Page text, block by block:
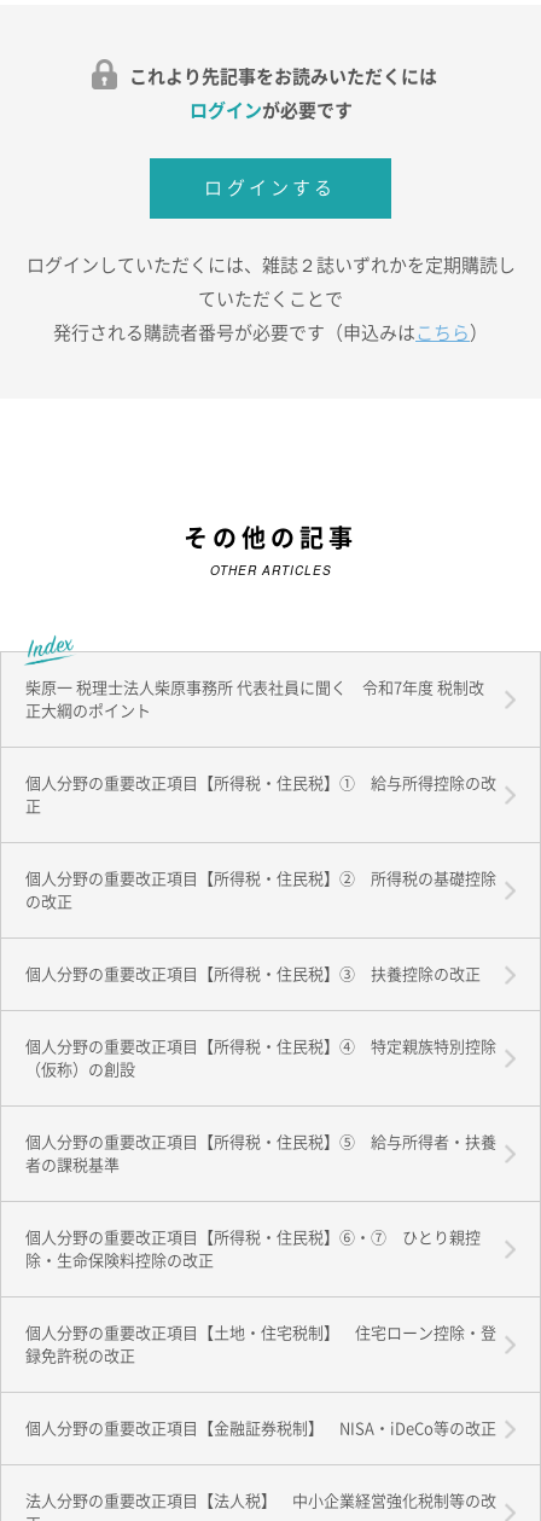
これより先記事をお読みいただくには
ログインが必要です
ログインする
ログインしていただくには、雑誌２誌いずれかを定期購読し
ていただくことで
発行される購読者番号が必要です（申込みは こちら ）
その他の記事
OTHER ARTICLES
柴原一 税理士法人柴原事務所 代表社員に聞く 令和7年度 税制改
正大綱のポイント
個人分野の重要改正項目【所得税・住民税】① 給与所得控除の改
正
個人分野の重要改正項目【所得税・住民税】② 所得税の基礎控除
の改正
個人分野の重要改正項目【所得税・住民税】③ 扶養控除の改正
個人分野の重要改正項目【所得税・住民税】④ 特定親族特別控除
（仮称）の創設
個人分野の重要改正項目【所得税・住民税】⑤ 給与所得者・扶養
者の課税基準
個人分野の重要改正項目【所得税・住民税】⑥・⑦ ひとり親控
除・生命保険料控除の改正
個人分野の重要改正項目【土地・住宅税制】 住宅ローン控除・登
録免許税の改正
個人分野の重要改正項目【金融証券税制】 NISA・iDeCo等の改正
法人分野の重要改正項目【法人税】 中小企業経営強化税制等の改